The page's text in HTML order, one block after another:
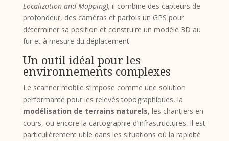
Localization and Mapping), il combine des capteurs de
profondeur, des caméras et parfois un GPS pour
déterminer sa position et construire un modèle 3D au
fur et à mesure du déplacement.
Un outil idéal pour les
environnements complexes
Le scanner mobile s’impose comme une solution
performante pour les relevés topographiques, la
modélisation de terrains naturels, les chantiers en
cours, ou encore la cartographie d’infrastructures. Il est
particulièrement utile dans les situations où la rapidité